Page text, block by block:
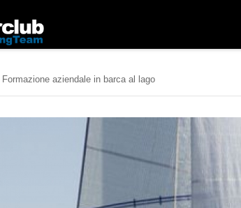
Formazione aziendale in barca al lago